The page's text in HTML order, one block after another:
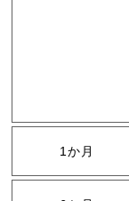
1か月